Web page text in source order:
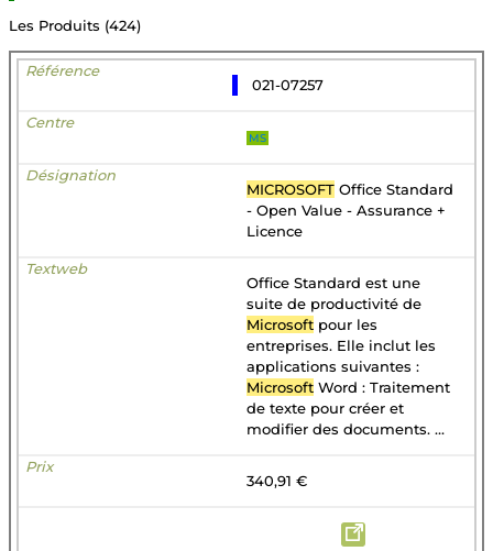
Les Produits (424)
021-07257
MS
MICROSOFT Office Standard
- Open Value - Assurance +
Licence
Office Standard est une
suite de productivité de
Microsoft pour les
entreprises. Elle inclut les
applications suivantes :
Microsoft Word : Traitement
de texte pour créer et
modifier des documents. ...
340,91 €